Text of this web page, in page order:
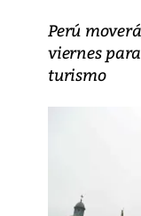
Perú
viernes
turismo